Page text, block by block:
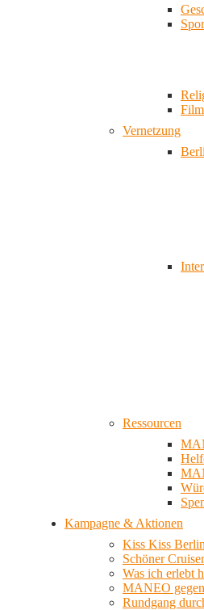
Vernetzung
Ressourcen
Kampagne & Aktionen
Kiss Kiss Berlin
Schöner
Was ich erlebt
MANEO
Rundgang